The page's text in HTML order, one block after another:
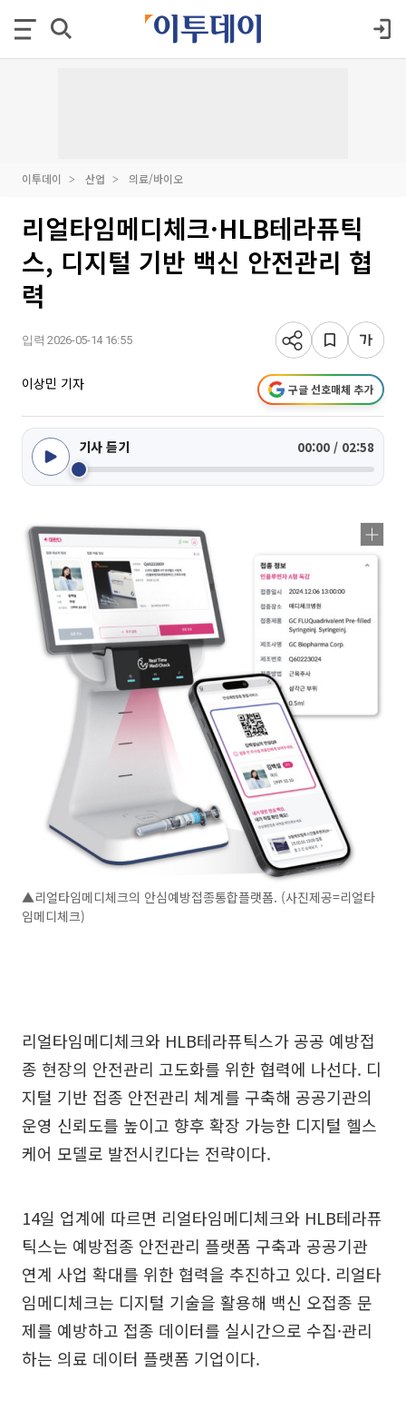
이투데이 산업 의료/바이오
리얼타임메디체크·HLB테라퓨틱
스, 디지털 기반 백신 안전관리 협
력
입력 2026-05-14 16:55
이상민 기자 구글 선호매체 추가
기사 듣기 00:00 / 02:58
▲리얼타임메디체크의 안심예방접종통합플랫폼. (사진제공=리얼타
임메디체크)
리얼타임메디체크와 HLB테라퓨틱스가 공공 예방접
종 현장의 안전관리 고도화를 위한 협력에 나선다. 디
지털 기반 접종 안전관리 체계를 구축해 공공기관의
운영 신뢰도를 높이고 향후 확장 가능한 디지털 헬스
케어 모델로 발전시킨다는 전략이다.
14일 업계에 따르면 리얼타임메디체크와 HLB테라퓨
틱스는 예방접종 안전관리 플랫폼 구축과 공공기관
연계 사업 확대를 위한 협력을 추진하고 있다. 리얼타
임메디체크는 디지털 기술을 활용해 백신 오접종 문
제를 예방하고 접종 데이터를 실시간으로 수집·관리
하는 의료 데이터 플랫폼 기업이다.